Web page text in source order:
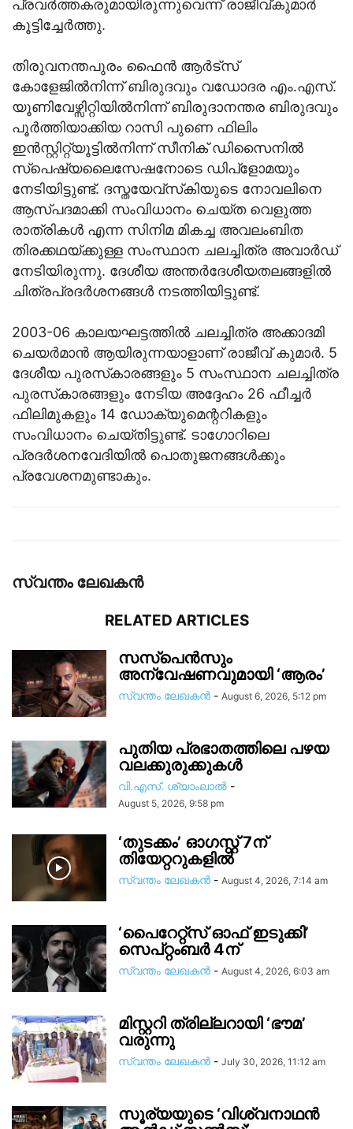
പ്രവർത്തകരുമായിരുന്നുവെന്ന് രാജീവ്കുമാർ
കൂട്ടിച്ചേർത്തു.
തിരുവനന്തപുരം ഫൈൻ ആർട്സ്
കോളേജിൽനിന്ന് ബിരുദവും വഡോദര എം.എസ്.
യൂണിവേഴ്സിറ്റിയിൽനിന്ന് ബിരുദാനന്തര ബിരുദവും
പൂർത്തിയാക്കിയ റാസി പുണെ ഫിലിം
ഇൻസ്റ്റിറ്റ്യൂട്ടിൽനിന്ന് സീനിക് ഡിസൈനിൽ
സ്പെഷ്യലൈസേഷനോടെ ഡിപ്ളോമയും
നേടിയിട്ടുണ്ട്. ദസ്തയേവ്സ്‌കിയുടെ നോവലിനെ
ആസ്പദമാക്കി സംവിധാനം ചെയ്ത വെളുത്ത
രാത്രികൾ എന്ന സിനിമ മികച്ച അവലംബിത
തിരക്കഥയ്ക്കുള്ള സംസ്ഥാന ചലച്ചിത്ര അവാർഡ്
നേടിയിരുന്നു. ദേശീയ അന്തർദേശീയതലങ്ങളിൽ
ചിത്രപ്രദർശനങ്ങൾ നടത്തിയിട്ടുണ്ട്.
2003-06 കാലയഘട്ടത്തിൽ ചലച്ചിത്ര അക്കാദമി
ചെയർമാൻ ആയിരുന്നയാളാണ് രാജീവ് കുമാർ. 5
ദേശീയ പുരസ്‌കാരങ്ങളും 5 സംസ്ഥാന ചലച്ചിത്ര
പുരസ്‌കാരങ്ങളും നേടിയ അദ്ദേഹം 26 ഫീച്ചർ
ഫിലിമുകളും 14 ഡോക്യുമെന്ററികളും
സംവിധാനം ചെയ്തിട്ടുണ്ട്. ടാഗോറിലെ
പ്രദർശനവേദിയിൽ പൊതുജനങ്ങൾക്കും
പ്രവേശനമുണ്ടാകും.
സ്വന്തം ലേഖകന്‍
RELATED ARTICLES
സസ്പെൻസും
അന്വേഷണവുമായി ‘ആരം’
സ്വന്തം ലേഖകന്‍ - August 6, 2026, 5:12 pm
പുതിയ പ്രഭാതത്തിലെ പഴയ
വലക്കുരുക്കുകൾ
വി.എസ്. ശ്യാംലാൽ -
August 5, 2026, 9:58 pm
‘തുടക്കം’ ഓഗസ്റ്റ് 7ന്
തിയേറ്ററുകളിൽ
സ്വന്തം ലേഖകന്‍ - August 4, 2026, 7:14 am
‘പൈറേറ്റ്സ് ഓഫ് ഇടുക്കി’
സെപ്റ്റംബർ 4ന്
സ്വന്തം ലേഖകന്‍ - August 4, 2026, 6:03 am
മിസ്റ്ററി ത്രില്ലറായി ‘ഭൗമ’
വരുന്നു
സ്വന്തം ലേഖകന്‍ - July 30, 2026, 11:12 am
സൂര്യയുടെ ‘വിശ്വനാഥൻ